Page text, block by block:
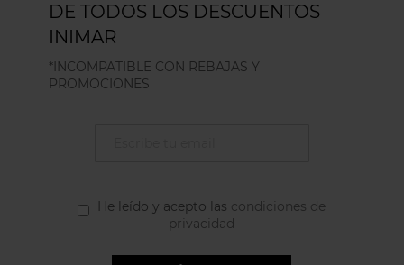
DE TODOS LOS DESCUENTOS
INIMAR
*INCOMPATIBLE CON REBAJAS Y
PROMOCIONES
He leído y acepto las condiciones de
privacidad